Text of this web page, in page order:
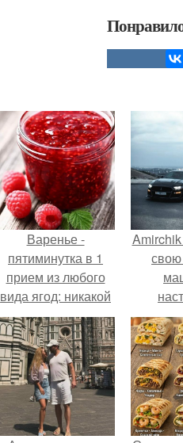
Варенье -
пятиминутка в 1
прием из любого
вида ягод: никакой
длительной варки,
все витамины на
месте!
для